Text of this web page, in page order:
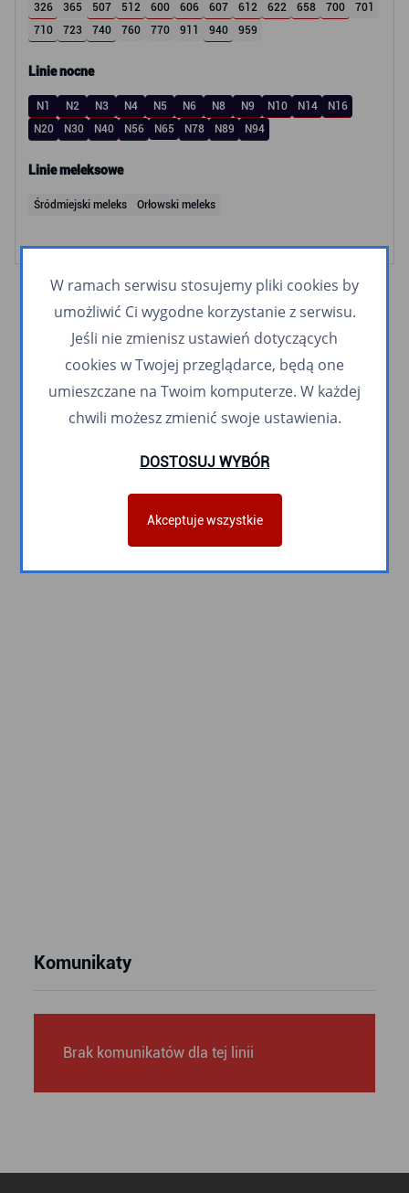
326
365 507 512 600 606 607 612 622 658 700
701
710
723 740 760 770 911 940 959
Linie nocne
N1 N2 N3 N4 N5 N6 N8 N9 N10 N14
N16
N20
N30 N40 N56 N65 N78 N89 N94
Linie meleksowe
Śródmiejski meleks Orłowski meleks
Komunikaty
Brak komunikatów dla tej linii
W ramach serwisu stosujemy pliki cookies by
umożliwić Ci wygodne korzystanie z serwisu.
Jeśli nie zmienisz ustawień dotyczących
cookies w Twojej przeglądarce, będą one
umieszczane na Twoim komputerze. W każdej
chwili możesz zmienić swoje ustawienia.
DOSTOSUJ WYBÓR
Akceptuje wszystkie